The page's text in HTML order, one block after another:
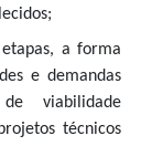
a forma
e demandas
viabilidade
técnicos